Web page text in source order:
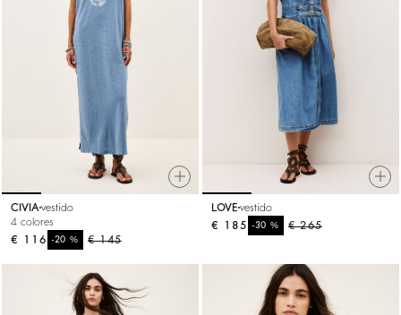
CIVIA vestido
4 colores
€ 145
-20%
€ 116
LOVE vestido
€ 265
-30%
€ 185